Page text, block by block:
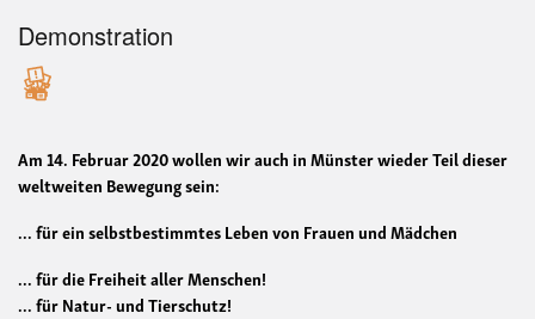
Demonstration
Am14. Februar 2020wollen wir auch in Münster wieder Teil dieser
weltweiten Bewegung sein:
... für ein selbstbestimmtes Leben von Frauen und Mädchen
... für die Freiheit aller Menschen!
... für Natur- und Tierschutz!